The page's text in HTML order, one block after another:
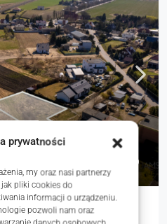
prywatności
my oraz nasi partnerzy
pliki cookies do
informacji o urządzeniu.
pozwoli nam oraz
665m2